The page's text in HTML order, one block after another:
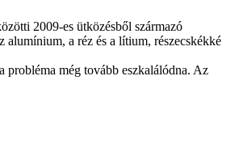
2009-es ütközésből származó
alumínium, a réz és a lítium, részecskékké
probléma még tovább eszkalálódna. Az